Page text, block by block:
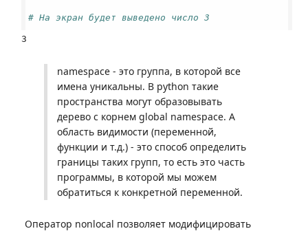
# На экран будет выведено число 3
namespace - это группа, в которой все
имена уникальны. В python такие
пространства могут образовывать
дерево с корнем global namespace. А
область видимости (переменной,
функции и т.д.) - это способ определить
границы таких групп, то есть это часть
программы, в которой мы можем
обратиться к конкретной переменной.
Оператор nonlocal позволяет модифицировать